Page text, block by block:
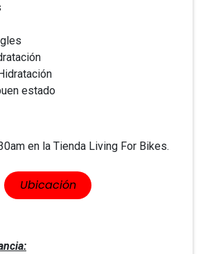
estado
en la Tienda Living For Bikes.
​​Ubicación